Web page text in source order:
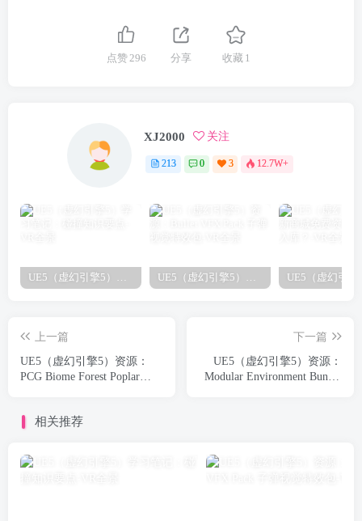
点赞296 分享 收藏 1
XJ2000 关注
213 0 3 12.7W+
UE5（虚幻引擎5）学习笔记：碰撞知识要点 UE5（虚幻引擎5）资源：Bullet VFX Pack 子弹视觉特效包
上一篇
UE5（虚幻引擎5）资源：
PCG Biome Forest Poplar
统、自然）【推荐】
下一篇
UE5（虚幻引擎5）资源：
Modular Environment Bundle
相关推荐